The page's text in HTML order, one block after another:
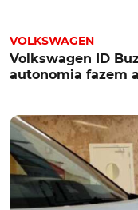
VOLKSWAGEN
Volkswagen ID
autonomia fazem